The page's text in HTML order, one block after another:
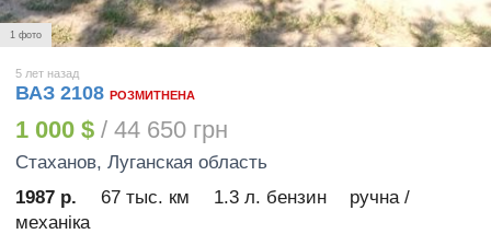
1 фото
5 лет назад
ВАЗ 2108 РОЗМИТНЕНА
1 000 $ / 44 650 грн
Стаханов, Луганская область
1987 р.
67 тыс. км 1.3 л. бензин
ручна /
механіка